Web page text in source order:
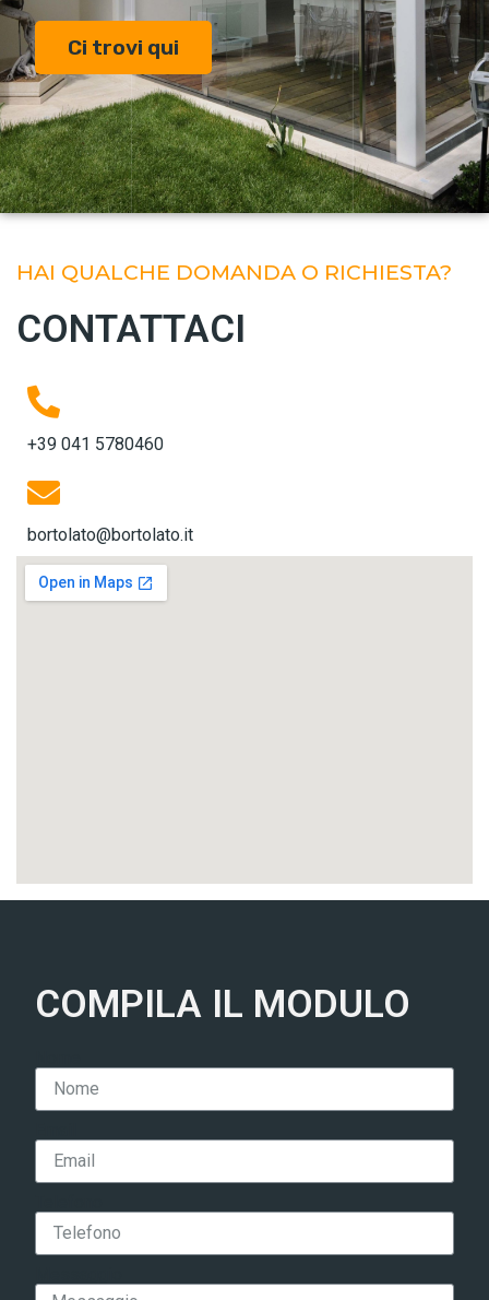
Ci trovi qui
HAI QUALCHE DOMANDA O RICHIESTA?
CONTATTACI
+39 041 5780460
bortolato@bortolato.it
COMPILA IL MODULO